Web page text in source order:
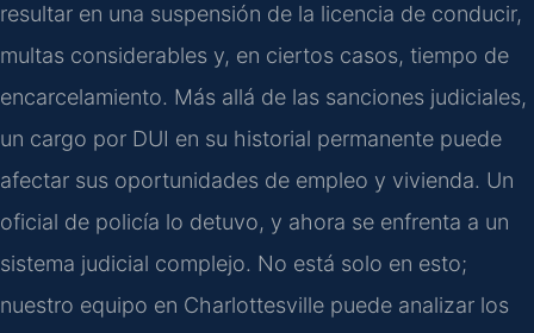
resultar en una suspensión de la licencia de conducir,
multas considerables y, en ciertos casos, tiempo de
encarcelamiento. Más allá de las sanciones judiciales,
un cargo por DUI en su historial permanente puede
afectar sus oportunidades de empleo y vivienda. Un
oficial de policía lo detuvo, y ahora se enfrenta a un
sistema judicial complejo. No está solo en esto;
nuestro equipo en Charlottesville puede analizar los